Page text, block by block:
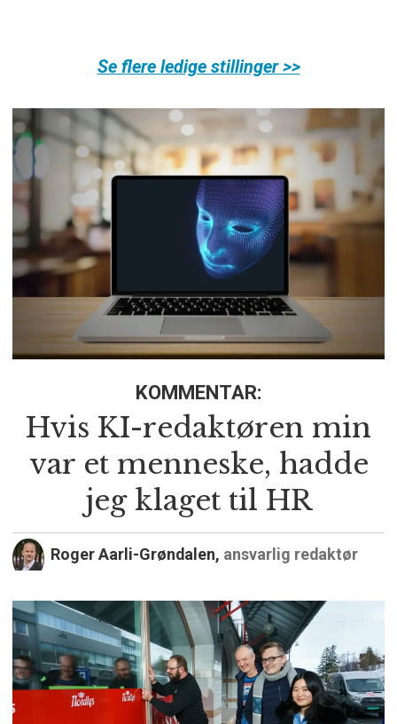
Se flere ledige stillinger >>
KOMMENTAR:
Hvis KI-redaktøren min
var et menneske, hadde
jeg klaget til HR
Roger Aarli-Grøndalen, ansvarlig redaktør